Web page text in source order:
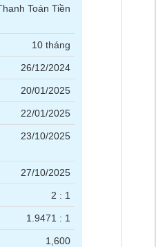
Toán Tiền
10 tháng
26/12/2024
20/01/2025
22/01/2025
23/10/2025
27/10/2025
2 : 1
1.9471 : 1
1,600